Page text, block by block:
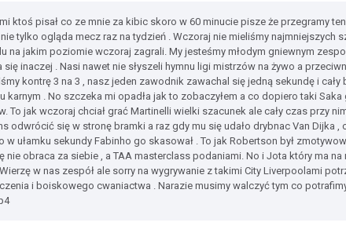
ktoś pisał co ze mnie za kibic skoro w 60 minucie pisze że przegramy
nie tylko ogląda mecz raz na tydzień . Wczoraj nie mieliśmy najmniejszych
na jakim poziomie wczoraj zagrali. My jesteśmy młodym gniewnym
się inaczej . Nasi nawet nie słyszeli hymnu ligi mistrzów na żywo a
kontrę 3 na 3 , nasz jeden zawodnik zawachal się jedną sekundę i
karnym . No szczeka mi opadła jak to zobaczyłem a co dopiero taki
To jak wczoraj chciał grać Martinelli wielki szacunek ale cały czas przy
odwrócić się w stronę bramki a raz gdy mu się udało drybnac Van Dijka
w ułamku sekundy Fabinho go skasował . To jak Robertson był
nie obraca za siebie , a TAA masterclass podaniami. No i Jota który ma
w nas zespół ale sorry na wygrywanie z takimi City Liverpoolami
i boiskowego cwaniactwa . Narazie musimy walczyć tym co